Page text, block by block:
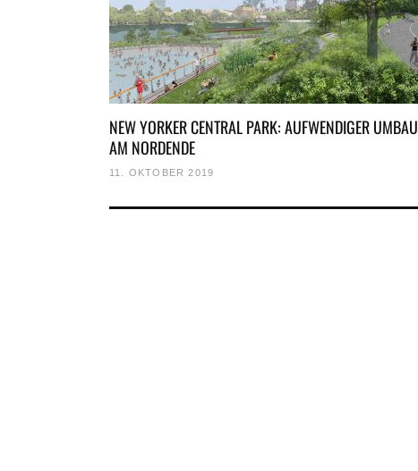
NEW YORKER CENTRAL PARK: AUFWENDIGER UMBAU
AM NORDENDE
11. OKTOBER 2019